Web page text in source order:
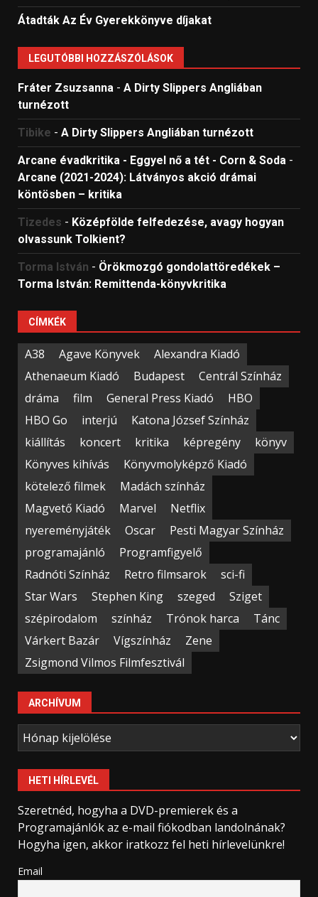
Átadták Az Év Gyerekkönyve díjakat
LEGUTÓBBI HOZZÁSZÓLÁSOK
Fráter Zsuzsanna - A Dirty Slippers Angliában
turnézott
Tibike - A Dirty Slippers Angliában turnézott
Arcane évadkritika - Eggyel nő a tét - Corn & Soda -
Arcane (2021-2024): Látványos akció drámai
köntösben – kritika
Tizedes - Középfölde felfedezése, avagy hogyan
olvassunk Tolkient?
Torma István - Örökmozgó gondolattöredékek –
Torma István: Remittenda-könyvkritika
CÍMKÉK
A38 Agave Könyvek
Alexandra Kiadó
Athenaeum Kiadó
Budapest
Centrál Színház
dráma
film General Press Kiadó
HBO
HBO Go
interjú
Katona József Színház
kiállítás
koncert kritika képregény
könyv
Könyves kihívás
Könyvmolyképző Kiadó
kötelező filmek
Madách színház
Magvető Kiadó
Marvel
Netflix
nyereményjáték
Oscar
Pesti Magyar Színház
programajánló
Programfigyelő
Radnóti Színház
Retro filmsarok
sci-fi
Star Wars
Stephen King szeged
Sziget
szépirodalom
színház Trónok harca
Tánc
Várkert Bazár
Vígszínház
Zene
Zsigmond Vilmos Filmfesztivál
ARCHÍVUM
Archívum
HETI HÍRLEVÉL
Szeretnéd, hogyha a DVD-premierek és a
Programajánlók az e-mail fiókodban landolnának?
Hogyha igen, akkor iratkozz fel heti hírlevelünkre!
Email